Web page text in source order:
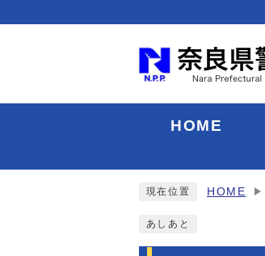
HOME
現在位置 HOME
あしあと